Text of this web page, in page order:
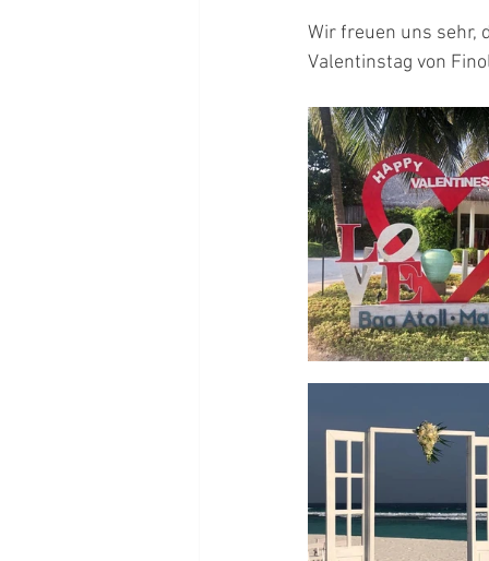
Wir freuen uns sehr,
Valentinstag von